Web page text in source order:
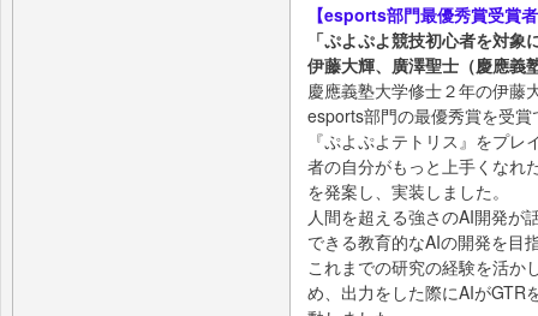
【esports部門最優秀賞受賞
「ぷよぷよ競技初心者を対
伊藤大輝、廣澤聖士（慶應義
慶應義塾大学修士２年の伊藤
esports部門の最優秀賞を受
『ぷよぷよテトリス』をプ
者の自分がもっと上手くなれ
を発案し、実装しました。
人間を超える強さのAI開発が
できる教育的なAIの開発を目
これまでの研究の経験を活か
め、出力をした際にAIがGTR